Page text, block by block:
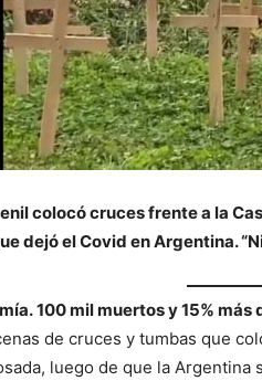
colocó cruces frente a la
dejó el Covid en Argentina.
100 mil muertos y 15% más
de cruces y tumbas que
luego de que la